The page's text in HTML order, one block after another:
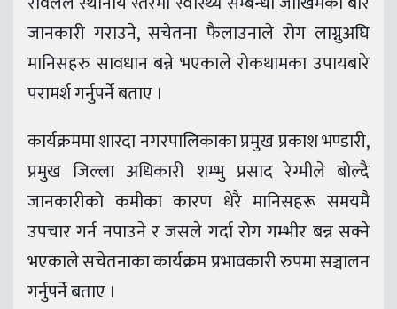
जानकारी गराउने, सचेतना फैलाउनाले रोग लाग्नुअघि
मानिसहरु सावधान बन्ने भएकाले रोकथामका उपायबारे
परामर्श गर्नुपर्ने बताए ।
कार्यक्रममा शारदा नगरपालिकाका प्रमुख प्रकाश भण्डारी,
प्रमुख जिल्ला अधिकारी शम्भु प्रसाद रेग्मीले बोल्दै
जानकारीको कमीका कारण धेरै मानिसहरू समयमै
उपचार गर्न नपाउने र जसले गर्दा रोग गम्भीर बन्न सक्ने
भएकाले सचेतनाका कार्यक्रम प्रभावकारी रुपमा सञ्चालन
गर्नुपर्ने बताए ।